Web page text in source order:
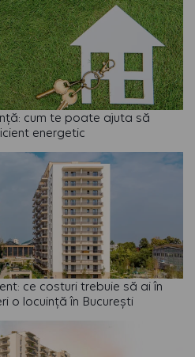
cum te poate ajuta să
energetic
ce costuri trebuie să ai în
o locuință în București